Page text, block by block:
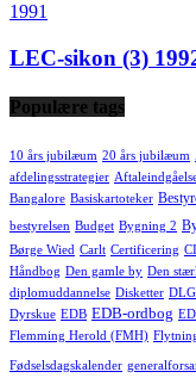
1991
LEC-sikon (3)
Populære tags
10 års jubilæum 20 års jubilæum
afdelingsstrategier
Bangalore Basiskartoteker
bestyrelsen Budget Bygning 2
Børge Wied Carlt Certificering
Håndbog Den gamle by Den
diplomuddannelse Disketter DLG
Dyrskue EDB EDB-ordbog
Flemming Herold (FMH)
Fødselsdagskalender